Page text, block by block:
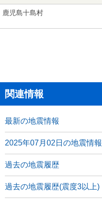
鹿児島十島村
関連情報
最新の地震情報
2025年07月02日の地震情報
過去の地震履歴
過去の地震履歴(震度3以上)